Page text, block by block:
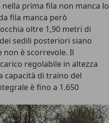
prima fila non manca lo
fila manca però
oltre 1,90 metri di
sedili posteriori siano
è scorrevole. Il
regolabile in altezza
capacità di traino del
è fino a 1.650